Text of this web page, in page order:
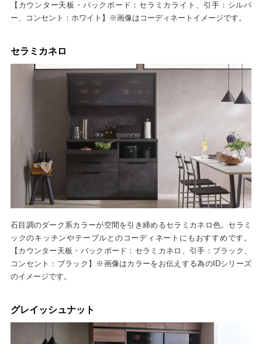
【カウンター天板・バックボード：セラミカライト、引手：シルバ
ー、コンセント：ホワイト】※画像はコーディネートイメージです。
セラミカネロ
石目調のダーク系カラーが空間を引き締めるセラミカネロ色。セラミ
ックのキッチンやテーブルとのコーディネートにもおすすめです。
【カウンター天板・バックボード：セラミカネロ、引手：ブラック、
コンセント：ブラック】※画像はカラーをお伝えする為のIDシリーズ
のイメージです。
グレイッシュナット